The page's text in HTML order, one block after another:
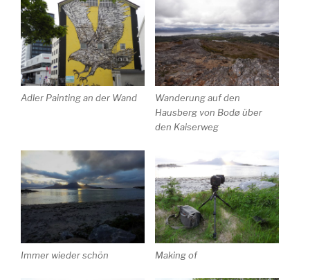
Adler Painting an der Wand
Wanderung auf den
Hausberg von Bodø über
den Kaiserweg
Immer wieder schön Making of